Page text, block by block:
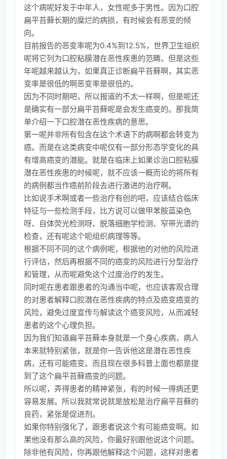
这个病呢好发于中年人，女性呢多于男性。因为口腔
扁平苔藓长期的糜烂的病损，有时候会有恶变的倾
向。
目前报告的恶变率呢为0.4%到12.5%，世界卫生组织
呢将它列为口腔粘膜潜在恶性疾患的范畴。但是这些
年呢越来越认为，如果真正诊断扁平苔藓啊，其实恶
变率是很低的啊恶变率是很低的。
因为不同时期吧，所以报道的不太一样啊，但是呢还
是确实有一部分扁平苔藓呢是会发生癌变的。那我简
单介绍一下口腔潜在恶性疾病的意思。
第一呢并非所有包含在这个术语下的病啊都会转变为
癌。而是在这类病变中呢仅有一部分形态学变化的具
有增高癌变的潜能。就是在临床上如果诊治口腔粘膜
潜在恶性疾患的时候呢，就不应该一概而论的将所有
的病例都当作癌前阶段去进行激进的治疗啊。
比如说手术啊或者一些治疗有创的吧，应该结合临床
特征与一些检测手段，比方说可以做甲苯胺蓝染色
呀、自体荧光检测呀、脱落细胞学检测、窄带光谱的
检查，还有呢这个呃组织病理等等。
根据不同不同的这个病例呢，根据他的对他的风险进
行评估，然后再根据不同的癌变的风险进行分型治疗
和管理，从而呢避免这个过度治疗的发生。
同时呢在患者跟患者的沟通当中呢，也应该客观合理
的对患者解释口腔潜在恶性疾病的特点及癌变癌变的
风险，避免过度宣传与解读这个癌变风险，从而减轻
患者的这个心理负担。
因为我们知道扁平苔藓本身就是一个身心疾病，病人
本来就特别紧张，就是你一告诉他这是潜在恶性疾
病，还有可能癌变。而且现在很多科普上面也都是提
到了这个扁平苔藓癌变的问题。
所以呢，弄得患者的精神紧张，有的时候一得病还更
容易发展。所以我就常说就是放松是治疗扁平苔藓的
良药，紧张是促进剂。
如果你特别强化了，跟患者说这个有可能癌变啊。如
果他没有那么高的风险，你最好别跟他说这个问题。
除非他有风险，你再跟他解释这个问题，这样对患者